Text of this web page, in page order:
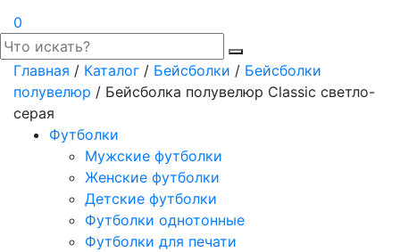
0
Главная / Каталог / Бейсболки / Бейсболки
полувелюр / Бейсболка полувелюр Classic светло-
серая
Футболки
Мужские футболки
Женские футболки
Детские футболки
Футболки однотонные
Футболки для печати